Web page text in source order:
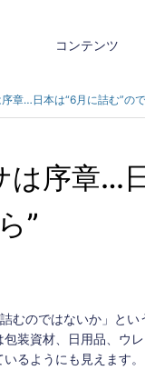
コンテンツ
章…日本は“6月に詰む”の
序章…
”
むのではないか」と
装資材、日用品、ウ
るようにも見えます